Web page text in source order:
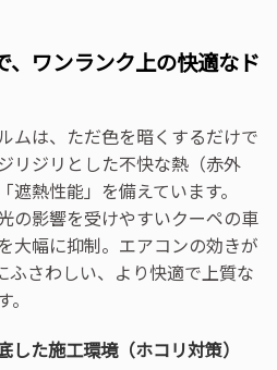
、ワンランク上の快適なド
ムは、ただ色を暗くするだけで
リジリとした不快な熱（赤外
熱性能」を備えています。
の影響を受けやすいクーペの車
大幅に抑制。エアコンの効きが
ふさわしい、より快適で上質な
た施工環境（ホコリ対策）